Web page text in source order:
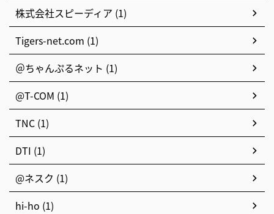
株式会社スピーディア (1)
Tigers-net.com (1)
＠ちゃんぷるネット (1)
@T-COM (1)
TNC (1)
DTI (1)
@ネスク (1)
hi-ho (1)